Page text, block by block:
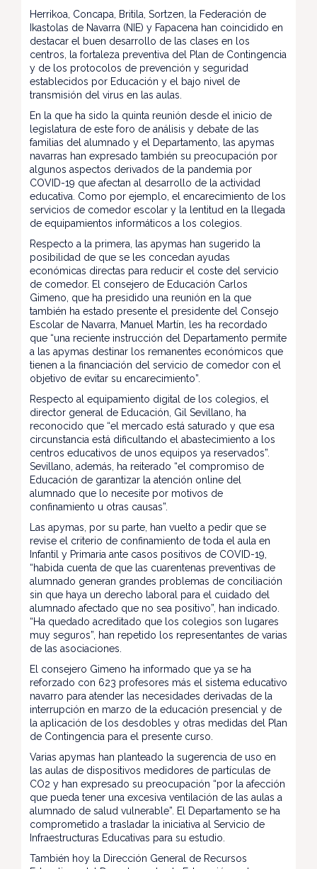
Herrikoa, Concapa, Britila, Sortzen, la Federación de
Ikastolas de Navarra (NIE) y Fapacena han coincidido en
destacar el buen desarrollo de las clases en los
centros, la fortaleza preventiva del Plan de Contingencia
y de los protocolos de prevención y seguridad
establecidos por Educación y el bajo nivel de
transmisión del virus en las aulas.
En la que ha sido la quinta reunión desde el inicio de
legislatura de este foro de análisis y debate de las
familias del alumnado y el Departamento, las apymas
navarras han expresado también su preocupación por
algunos aspectos derivados de la pandemia por
COVID-19 que afectan al desarrollo de la actividad
educativa. Como por ejemplo, el encarecimiento de los
servicios de comedor escolar y la lentitud en la llegada
de equipamientos informáticos a los colegios.
Respecto a la primera, las apymas han sugerido la
posibilidad de que se les concedan ayudas
económicas directas para reducir el coste del servicio
de comedor. El consejero de Educación Carlos
Gimeno, que ha presidido una reunión en la que
también ha estado presente el presidente del Consejo
Escolar de Navarra, Manuel Martín, les ha recordado
que “una reciente instrucción del Departamento permite
a las apymas destinar los remanentes económicos que
tienen a la financiación del servicio de comedor con el
objetivo de evitar su encarecimiento”.
Respecto al equipamiento digital de los colegios, el
director general de Educación, Gil Sevillano, ha
reconocido que “el mercado está saturado y que esa
circunstancia está dificultando el abastecimiento a los
centros educativos de unos equipos ya reservados”.
Sevillano, además, ha reiterado “el compromiso de
Educación de garantizar la atención online del
alumnado que lo necesite por motivos de
confinamiento u otras causas”.
Las apymas, por su parte, han vuelto a pedir que se
revise el criterio de confinamiento de toda el aula en
Infantil y Primaria ante casos positivos de COVID-19,
“habida cuenta de que las cuarentenas preventivas de
alumnado generan grandes problemas de conciliación
sin que haya un derecho laboral para el cuidado del
alumnado afectado que no sea positivo”, han indicado.
“Ha quedado acreditado que los colegios son lugares
muy seguros”, han repetido los representantes de varias
de las asociaciones.
El consejero Gimeno ha informado que ya se ha
reforzado con 623 profesores más el sistema educativo
navarro para atender las necesidades derivadas de la
interrupción en marzo de la educación presencial y de
la aplicación de los desdobles y otras medidas del Plan
de Contingencia para el presente curso.
Varias apymas han planteado la sugerencia de uso en
las aulas de dispositivos medidores de partículas de
CO2 y han expresado su preocupación “por la afección
que pueda tener una excesiva ventilación de las aulas a
alumnado de salud vulnerable”. El Departamento se ha
comprometido a trasladar la iniciativa al Servicio de
Infraestructuras Educativas para su estudio.
También hoy la Dirección General de Recursos